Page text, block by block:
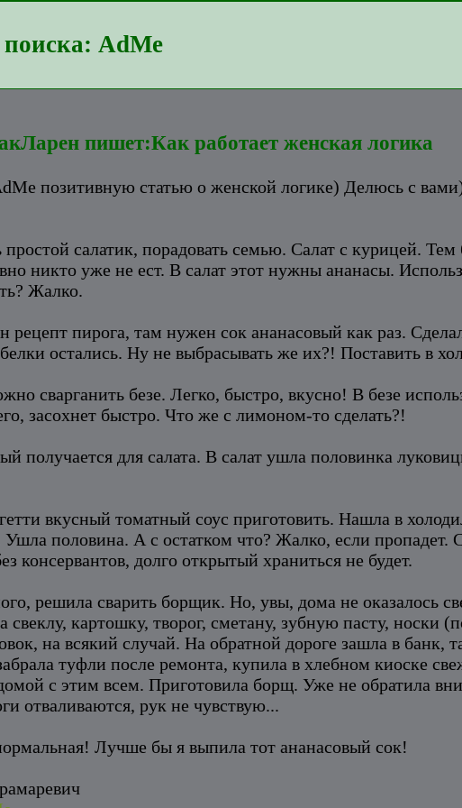
поиска: AdMe
пишет:Как работает женская логика
позитивную статью о женской логике) Делюсь с
салатик, порадовать семью. Салат с курицей. Тем
никто уже не ест. В салат этот нужны ананасы.
Жалко.
рецепт пирога, там нужен сок ананасовый как раз.
остались. Ну не выбрасывать же их?! Поставить в
сварганить безе. Легко, быстро, вкусно! В безе
засохнет быстро. Что же с лимоном-то сделать?!
получается для салата. В салат ушла половинка
вкусный томатный соус приготовить. Нашла в
Ушла половина. А с остатком что? Жалко, если пропадет.
консервантов, долго открытый храниться не будет.
решила сварить борщик. Но, увы, дома не оказалось
свеклу, картошку, творог, сметану, зубную пасту, носки
на всякий случай. На обратной дороге зашла в банк,
туфли после ремонта, купила в хлебном киоске
с этим всем. Приготовила борщ. Уже не обратила
отваливаются, рук не чувствую...
Лучше бы я выпила тот ананасовый сок!